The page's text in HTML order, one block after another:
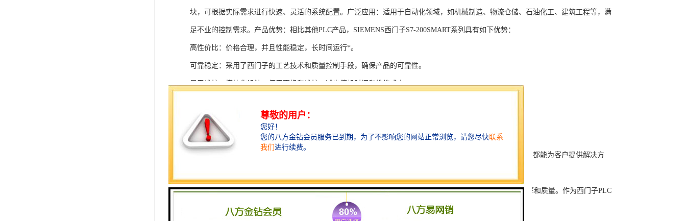
块，可根据实际需求进行快速、灵活的系统配置。广泛应用：适用于自动化领域，如机械制造、物流仓储、石油化工、建筑工程等，满
足不业的控制需求。产品优势：相比其他PLC产品，SIEMENS西门子S7-200SMART系列具有如下优势：
高性价比：价格合理，并且性能稳定，长时间运行*。
可靠稳定：采用了西门子的工艺技术和质量控制手段，确保产品的可靠性。
易于维护：模块化设计，便于更换和维护，减少停机时间和维修成本。
灵活配置：多种通信接口和编程模式可选，满足不同用户的个性化要求。
快速部署：配备了完善的软件工具和技术支持，可快速部署系统，缩短项目周期。
在智能科技、自动化科技和机电领域内有着到的见解。无论是提供技术咨询，还是进行技术开发和转让，我们都能为客户提供解决方
SIEMENS西门子PLC模块S7-300系列产品是一系列高可靠性、高性能的工控设备，旨在tisheng生产效率和质量。作为西门子PLC
系列中的重要组成部分，S7-300系列产品具有以下突出特点：